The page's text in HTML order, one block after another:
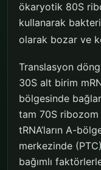
ökaryotik 80S
kullanarak
olarak bozar ve
Translasyon
30S alt birim
bölgesinde
tam 70S
tRNA’ların A-
merkezinde
bağımlı